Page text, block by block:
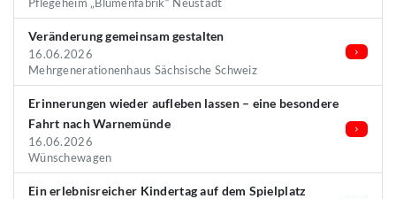
Veränderung gemeinsam gestalten
16.06.2026
Mehrgenerationenhaus Sächsische Schweiz
Erinnerungen wieder aufleben lassen – eine besondere
Fahrt nach Warnemünde
16.06.2026
Wünschewagen
Ein erlebnisreicher Kindertag auf dem Spielplatz